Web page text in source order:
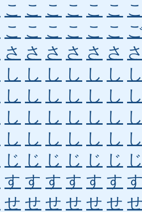
こ こ こ こ こ こ
こ こ こ こ こ こ
さ さ さ さ さ さ
し し し し し し
し し し し し し
し し し し し し
し し し し し し
じ じ じ じ じ じ
す す す す す す
せ せ せ せ せ せ